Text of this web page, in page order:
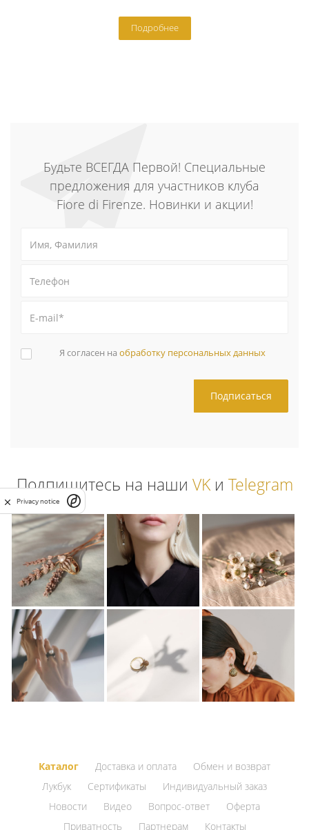
Подробнее
Будьте ВСЕГДА Первой! Специальные
предложения для участников клуба
Fiore di Firenze. Новинки и акции!
Я согласен на обработку персональных данных
Подпишитесь на наши VKи Telegram
Каталог Доставка и оплата
Обмен и возврат
Лукбук
Сертификаты
Индивидуальный заказ
Новости
Видео Вопрос-ответ
Оферта
Приватность
Партнерам Контакты
Privacy notice